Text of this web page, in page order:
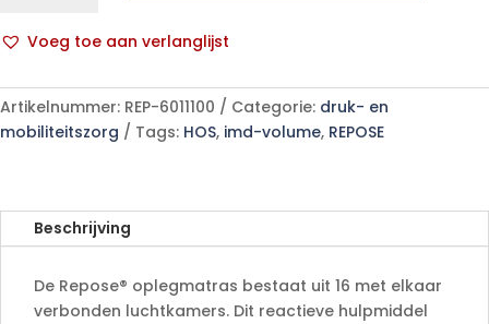
(190
77
cm)
Voeg toe aan verlanglijst
l
t
e
a
t
Artikelnummer: REP-6011100 Categorie: druk- en
mobiliteitszorg
Tags: HOS, imd-volume, REPOSE
Beschrijving
De Repose® oplegmatras bestaat uit 16 met elkaar
verbonden luchtkamers. Dit reactieve hulpmiddel